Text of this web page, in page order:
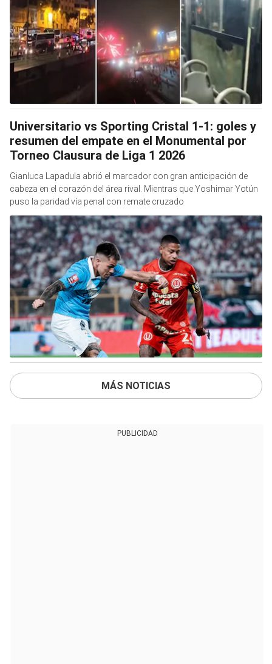
Universitario vs Sporting Cristal 1-1: goles y
resumen del empate en el Monumental por
Torneo Clausura de Liga 1 2026
Gianluca Lapadula abrió el marcador con gran anticipación de
cabeza en el corazón del área rival. Mientras que Yoshimar Yotún
puso la paridad vía penal con remate cruzado
MÁS NOTICIAS
PUBLICIDAD